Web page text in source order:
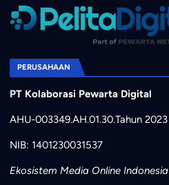
PERUSAHAAN
PT Kolaborasi Pewarta Digital
AHU-003349.AH.01.30.Tahun 2023
NIB: 1401230031537
Ekosistem Media Online Indonesia